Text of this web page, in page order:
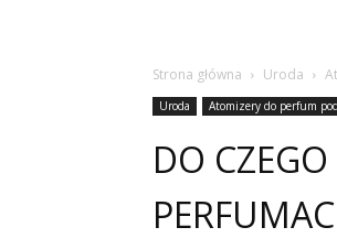
Strona główna Uroda
Uroda Atomizery do perfum
DO